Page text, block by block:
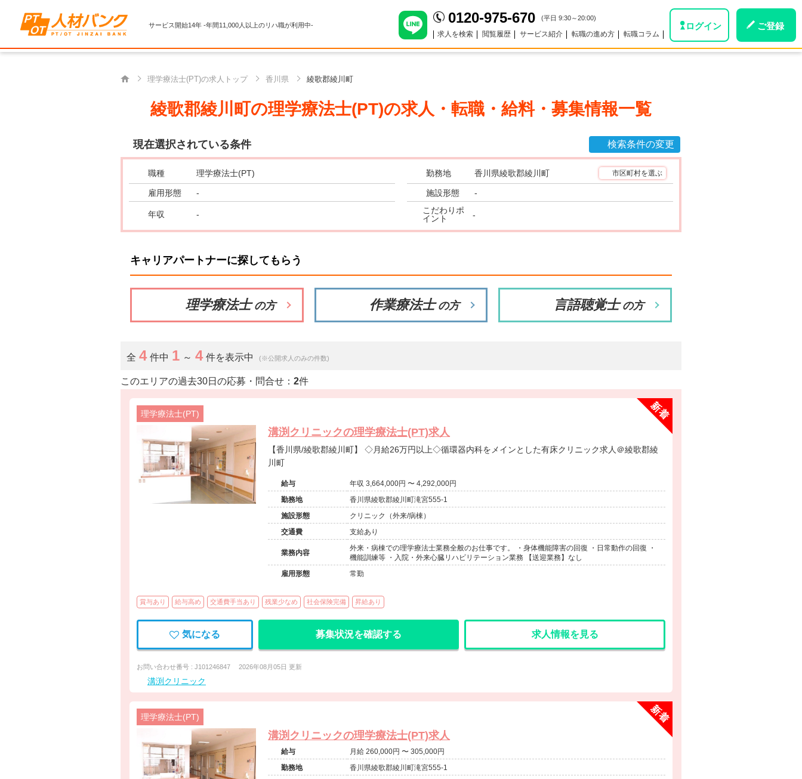
サービス開始14年 -年間11,000人以上のリハ職が利用中- 0120-975-670 (平日 9:30～20:00)
求人を検索 閲覧履歴 サービス紹介 転職の進め方 転職コラム
ログイン ご登録
理学療法士(PT)の求人トップ 香川県 綾歌郡綾川町
綾歌郡綾川町の理学療法士(PT)の求人・転職・給料・募集情報一覧
現在選択されている条件 検索条件の変更
職種 理学療法士(PT) 勤務地 香川県綾歌郡綾川町 市区町村を選ぶ
雇用形態 - 施設形態 -
年収 -
こだわりポ
イント
-
キャリアパートナーに探してもらう
理学療法士 の方 作業療法士 の方 言語聴覚士 の方
全 4 件中 1 ～ 4 件を表示中 (※公開求人のみの件数)
このエリアの過去30日の応募・問合せ： 2件
理学療法士(PT)
溝渕クリニックの理学療法士(PT)求人
【香川県/綾歌郡綾川町】 ◇月給26万円以上◇循環器内科をメインとした有床クリニック求人＠綾歌郡綾
川町
給与
年収 3,664,000円 〜 4,292,000円
勤務地
香川県綾歌郡綾川町滝宮555-1
施設形態
クリニック（外来/病棟）
交通費
支給あり
業務内容
外来・病棟での理学療法士業務全般のお仕事です。 ・身体機能障害の回復 ・日常動作の回復 ・
機能訓練等 ・入院・外来心臓リハビリテーション業務 【送迎業務】なし
雇用形態
常勤
賞与あり 給与高め 交通費手当あり 残業少なめ 社会保険完備 昇給あり
気になる 募集状況を確認する 求人情報を見る
お問い合わせ番号 : J101246847 2026年08月05日 更新
溝渕クリニック
理学療法士(PT)
溝渕クリニックの理学療法士(PT)求人
給与
月給 260,000円 〜 305,000円
勤務地
香川県綾歌郡綾川町滝宮555-1